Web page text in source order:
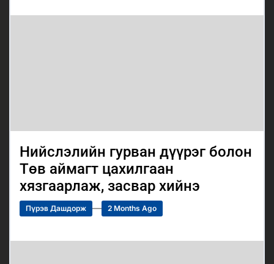
Нийслэлийн гурван дүүрэг болон
Төв аймагт цахилгаан
хязгаарлаж, засвар хийнэ
Пүрэв Дашдорж 2 Months Ago